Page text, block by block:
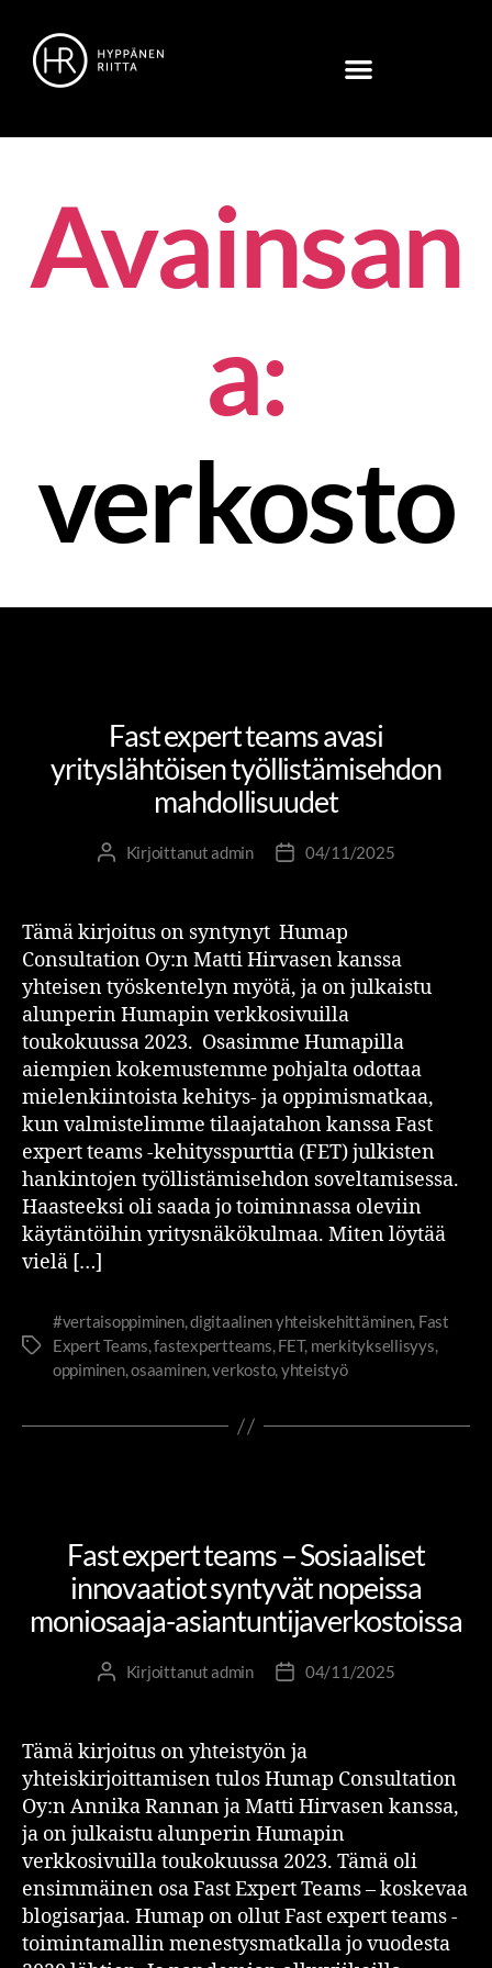
Avainsan
a:
verkosto
Fast expert teams avasi
yrityslähtöisen työllistämisehdon
mahdollisuudet
Kirjoittanutadmin 04/11/2025
Tämä kirjoitus on syntynyt Humap
Consultation Oy:n Matti Hirvasen kanssa
yhteisen työskentelyn myötä, ja on julkaistu
alunperin Humapin verkkosivuilla
toukokuussa 2023. Osasimme Humapilla
aiempien kokemustemme pohjalta odottaa
mielenkiintoista kehitys- ja oppimismatkaa,
kun valmistelimme tilaajatahon kanssa Fast
expert teams -kehitysspurttia (FET) julkisten
hankintojen työllistämisehdon soveltamisessa.
Haasteeksi oli saada jo toiminnassa oleviin
käytäntöihin yritysnäkökulmaa. Miten löytää
vielä […]
#vertaisoppiminen,digitaalinen yhteiskehittäminen, Fast
Expert Teams,fastexpertteams,FET, merkityksellisyys,
oppiminen,osaaminen,verkosto,yhteistyö
Fast expert teams – Sosiaaliset
innovaatiot syntyvät nopeissa
moniosaaja-asiantuntijaverkostoissa
Kirjoittanutadmin 04/11/2025
Tämä kirjoitus on yhteistyön ja
yhteiskirjoittamisen tulos Humap Consultation
Oy:n Annika Rannan ja Matti Hirvasen kanssa,
ja on julkaistu alunperin Humapin
verkkosivuilla toukokuussa 2023. Tämä oli
ensimmäinen osa Fast Expert Teams – koskevaa
blogisarjaa. Humap on ollut Fast expert teams -
toimintamallin menestysmatkalla jo vuodesta